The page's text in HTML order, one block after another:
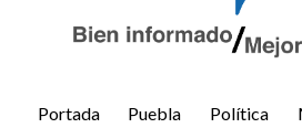
Portada Puebla Política